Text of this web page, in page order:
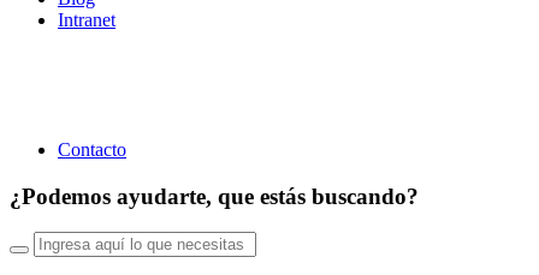
Intranet
Contacto
¿Podemos ayudarte, que estás buscando?